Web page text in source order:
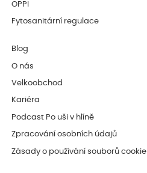
OPPI
Fytosanitární regulace
Blog
O nás
Velkoobchod
Kariéra
Podcast Po uši v hlíně
Zpracování osobních údajů
Zásady o používání souborů cookie